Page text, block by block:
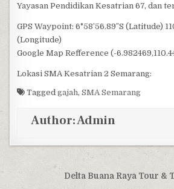
Yayasan Pendidikan Kesatrian 67, dan
GPS Waypoint: 6°58’56.89″S (Latitude)
(Longitude)
Google Map Refference (-
Lokasi SMA Kesatrian 2 Semarang:
Taggedgajah,SMA Semarang
Author:Admin
Post navigation
Delta Buana Raya Tour &